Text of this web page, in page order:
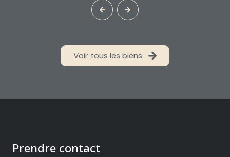
Voir tous les biens
Prendre contact